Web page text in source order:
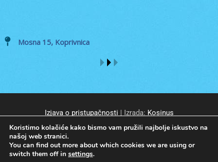
Mosna 15, Koprivnica
Izjava o pristupačnosti | Izrada: Kosinus
Koristimo kolačiće kako bismo vam pružili najbolje iskustvo na
našoj web stranici.
You can find out more about which cookies we are using or
switch them off in settings.